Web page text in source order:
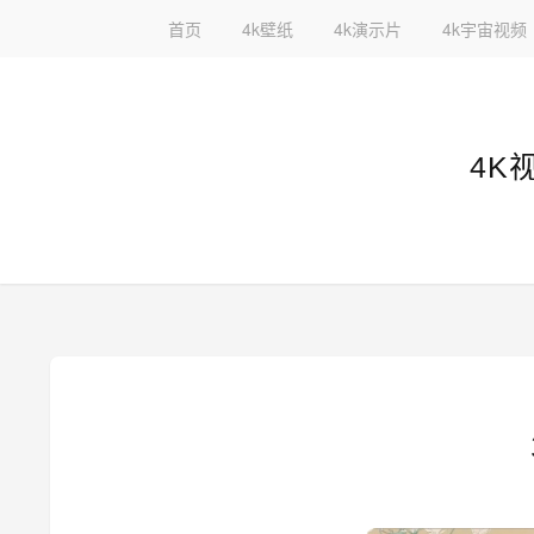
首页 4k壁纸 4k演示片 4k宇宙视频
4K